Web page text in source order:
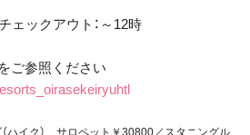
ェックアウト：～12時
ご参照ください
ハイク） サロペット￥30800／スタニングル